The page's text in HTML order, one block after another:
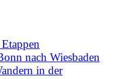
nach Wiesbaden
in der